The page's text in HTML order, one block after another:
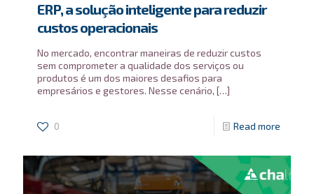
ERP, a solução inteligente para reduzir
custos operacionais
No mercado, encontrar maneiras de reduzir custos
sem comprometer a qualidade dos serviços ou
produtos é um dos maiores desafios para
empresários e gestores. Nesse cenário, […]
0 Read more